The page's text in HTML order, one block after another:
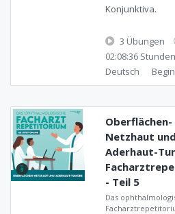
Konjunktiva.
3 Übungen
02:08:36 Stunden
Deutsch
Oberflächen-
Netzhaut und
Aderhaut-
- Teil 5
Das